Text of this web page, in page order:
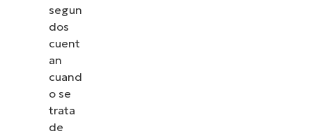
segun
dos
cuent
an
cuand
o se
trata
de